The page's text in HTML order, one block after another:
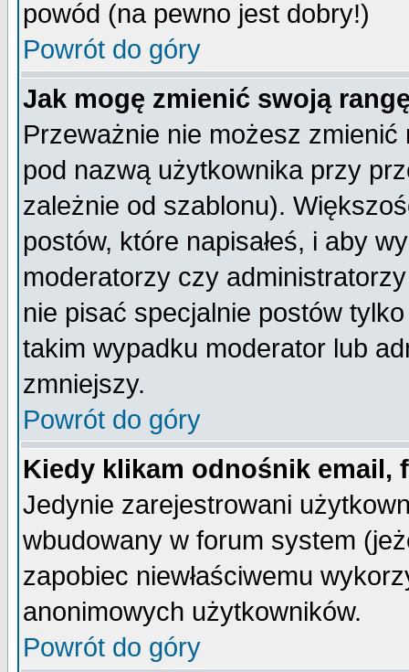
powód (na pewno jest dobry!)
Powrót do góry
Jak mogę zmienić swoją
Przeważnie nie możesz
pod nazwą użytkownika przy
zależnie od szablonu).
postów, które napisałeś, i aby
moderatorzy czy
nie pisać specjalnie postów
takim wypadku moderator lub
zmniejszy.
Powrót do góry
Kiedy klikam odnośnik email,
Jedynie zarejestrowani
wbudowany w forum system
zapobiec niewłaściwemu
anonimowych użytkowników.
Powrót do góry